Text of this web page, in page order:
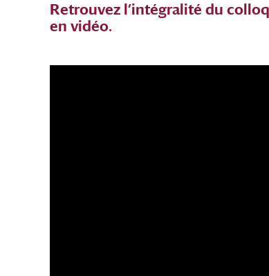
Retrouvez l’intégralité du
en vidéo.